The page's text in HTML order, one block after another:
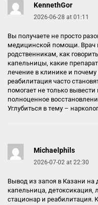
KennethGor
2026-06-28 at 01:11
Вы получаете не просто
медицинской помощи. Врач
родственникам, как
капельницы, какие
лечение в клинике и
реабилитация часто
помогает не только
полноценное
Углубиться в тему –
Michaelphils
2026-07-02 at 22:30
Вывод из запоя в Казани на
капельница, детоксикация,
стационар и реабилитация.